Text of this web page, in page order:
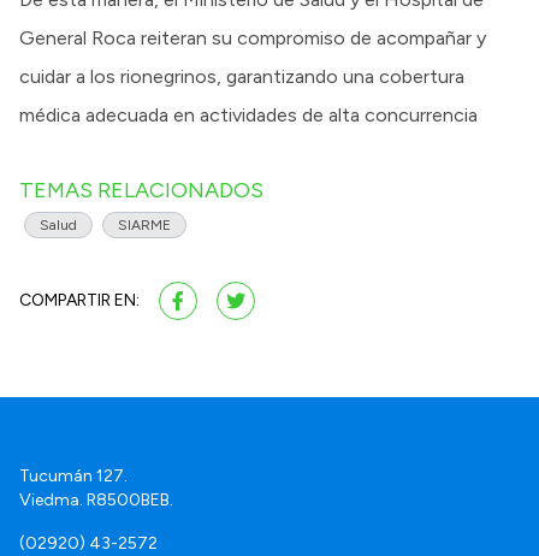
General Roca reiteran su compromiso de acompañar y
cuidar a los rionegrinos, garantizando una cobertura
médica adecuada en actividades de alta concurrencia
TEMAS RELACIONADOS
Salud SIARME
COMPARTIR EN:
Tucumán 127.
Viedma. R8500BEB.
(02920) 43-2572